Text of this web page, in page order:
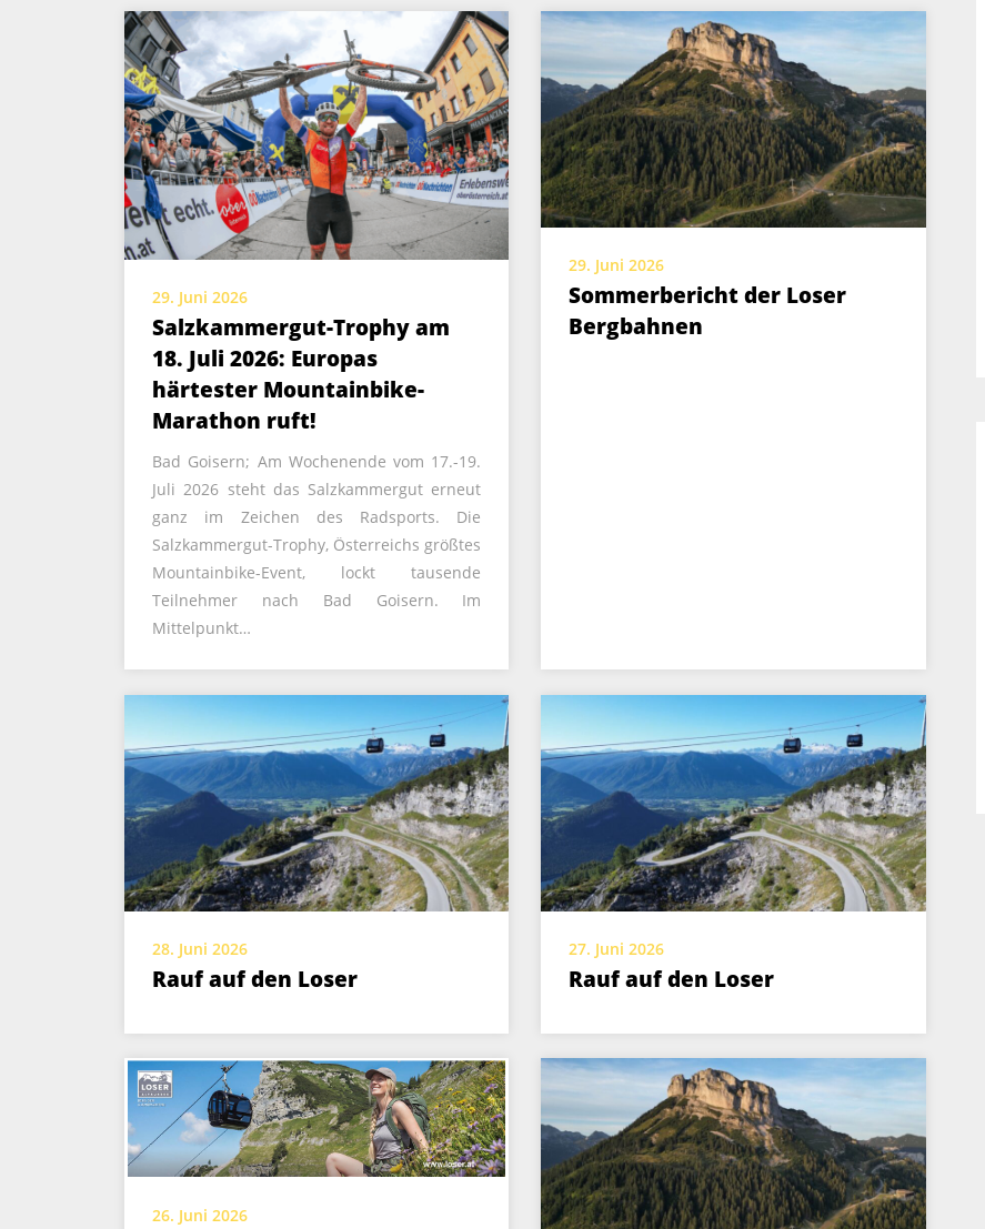
29. Juni 2026
Salzkammergut-Trophy am
18. Juli 2026: Europas
härtester Mountainbike-
Marathon ruft!
Bad Goisern; Am Wochenende vom 17.-19.
Juli 2026 steht das Salzkammergut erneut
ganz im Zeichen des Radsports. Die
Salzkammergut-Trophy, Österreichs größtes
Mountainbike-Event, lockt tausende
Teilnehmer nach Bad Goisern. Im
Mittelpunkt…
29. Juni 2026
Sommerbericht der Loser
Bergbahnen
28. Juni 2026
Rauf auf den Loser
27. Juni 2026
Rauf auf den Loser
26. Juni 2026